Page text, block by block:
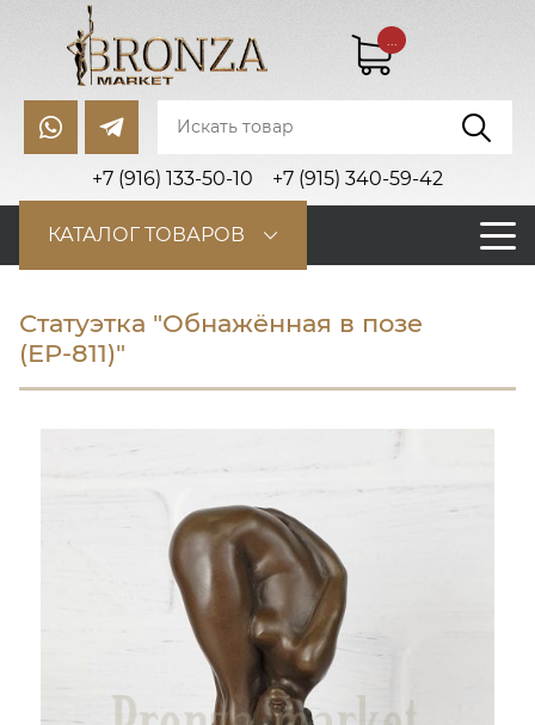
+7 (916) 133-50-10 +7 (915) 340-59-42
...
КАТАЛОГ ТОВАРОВ
Статуэтка "Обнажённая в позе
(ЕР-811)"